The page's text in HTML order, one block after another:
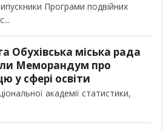
Програми подвійних
Обухівська міська рада
Меморандум про
у сфері освіти
академії статистики,